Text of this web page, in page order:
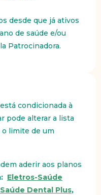
desde que já ativos
de saúde e/ou
Patrocinadora.
condicionada à
pode alterar a lista
limite de um
aderir aos planos
Eletros-Saúde
Dental Plus,